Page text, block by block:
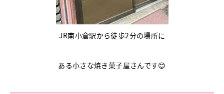
JR南小倉駅から徒歩2分の場所に
ある小さな焼き菓子屋さんです😊